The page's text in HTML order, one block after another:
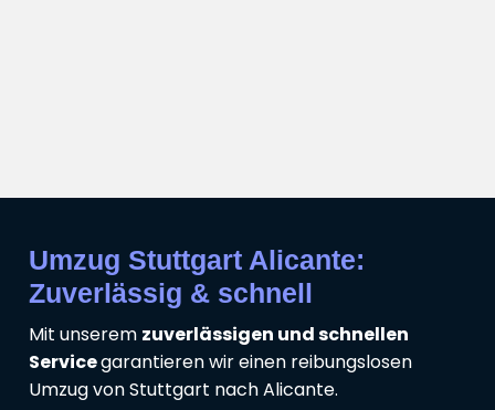
Umzug Stuttgart Alicante:
Zuverlässig & schnell
Mit unserem zuverlässigen und schnellen
Servicegarantieren wir einen reibungslosen
Umzug von Stuttgart nach Alicante.